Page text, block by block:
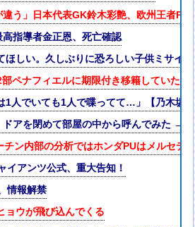
う」日本代表GK鈴木彩艶、欧州王者
高指導者金正恩、死亡確認
ほしい。久しぶりに恐ろしい子供ミサイ
ペナフィエルに期限付き移籍していた
1人でいても1人で喋ってて…」【乃木坂
ドアを閉めて部屋の中から呼んでみた →
ン内部の分析ではホンダPUはメルセデ
イアンツ公式、重大告知！
情報解禁
ョウが飛び込んでくる